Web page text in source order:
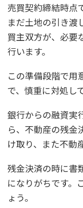
売買契約締結時点
まだ土地の引き渡
買主双方が、必要
行います。
この準備段階で用
で、慎重に対処し
銀行からの融資実
ら、不動産の残金
け取り、また不動
残金決済の時に書
になりがちです。
ょう。